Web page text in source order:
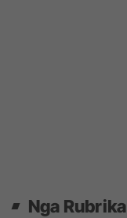
Nga Rubrika